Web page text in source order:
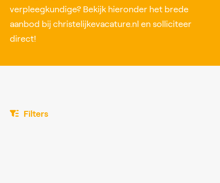
verpleegkundige? Bekijk hieronder het brede
aanbod bij christelijkevacature.nl en solliciteer
direct!
Filters